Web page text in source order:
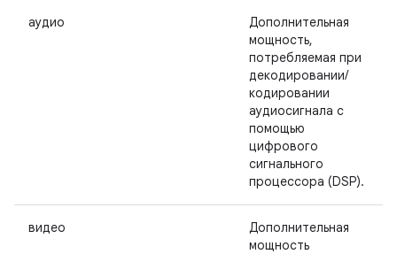
аудио
Дополнительная
мощность,
потребляемая при
декодировании/
кодировании
аудиосигнала с
помощью
цифрового
сигнального
процессора (DSP).
видео
Дополнительная
мощность